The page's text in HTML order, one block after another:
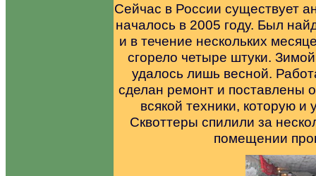
Сейчас в России существует
началось в 2005 году. Был
и в течение нескольких
сгорело четыре штуки.
удалось лишь весной.
сделан ремонт и поставлены
всякой техники, которую
Сквоттеры спилили за
помещении